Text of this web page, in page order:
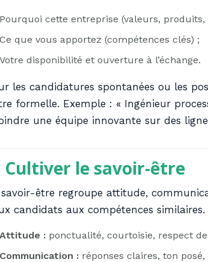
Pourquoi cette entreprise (valeurs, produits,
Ce que vous apportez (compétences clés) ;
Votre disponibilité et ouverture à l’échange.
les candidatures spontanées ou les
formelle. Exemple : « Ingénieur
une équipe innovante sur des
Cultiver le savoir-être
savoir-être regroupe attitude,
candidats aux compétences similaires.
Attitude : ponctualité, courtoisie, respect
Communication : réponses claires, ton